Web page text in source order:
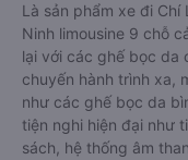
Là sản phẩm xe đi
Ninh limousine 9 chỗ
lại với các ghế bọc da
chuyến hành trình xa,
như các ghế bọc da
tiện nghi hiện đại như
sách, hệ thống âm